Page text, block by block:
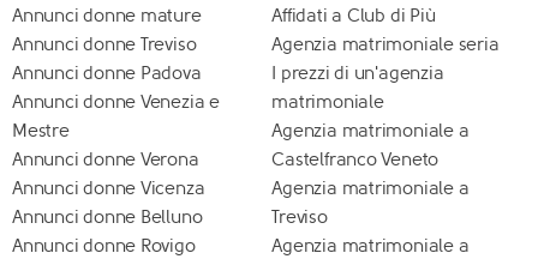
Annunci donne mature
Annunci donne Treviso
Annunci donne Padova
Annunci donne Venezia e
Mestre
Annunci donne Verona
Annunci donne Vicenza
Annunci donne Belluno
Annunci donne Rovigo
Affidati a Club di Più
Agenzia matrimoniale seria
I prezzi di un'agenzia
matrimoniale
Agenzia matrimoniale a
Castelfranco Veneto
Agenzia matrimoniale a
Treviso
Agenzia matrimoniale a